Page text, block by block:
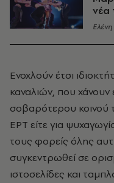
νέα
Ενοχλούν έτσι
καναλιών, που
σοβαρότερου κοινού
ΕΡΤ είτε για
τους φορείς όλης
συγκεντρωθεί σε
ιστοσελίδες και